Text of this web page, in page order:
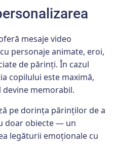
mesaje video
personaje animate, eroi,
de părinți. În cazul
copilului este maximă,
devine memorabil.
pe dorința părinților de a
doar obiecte — un
legăturii emoționale cu